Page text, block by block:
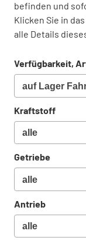
befinden und
Klicken Sie in
alle Details
Verfügbarkeit,
Kraftstoff
Getriebe
Antrieb